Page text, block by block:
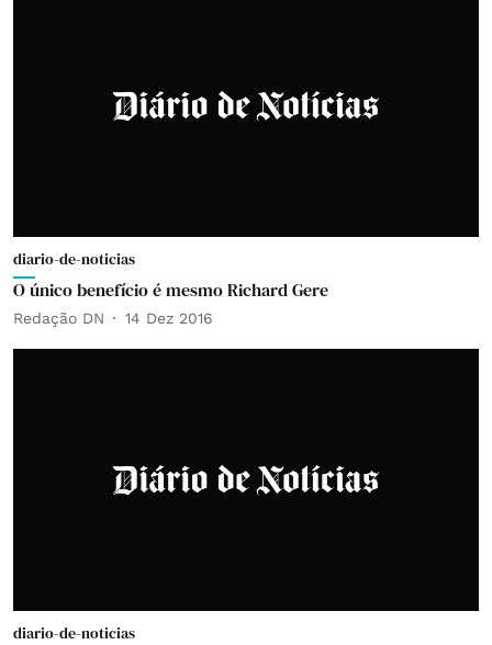
diario-de-noticias
O único benefício é mesmo Richard Gere
Redação DN 14 Dez 2016
diario-de-noticias